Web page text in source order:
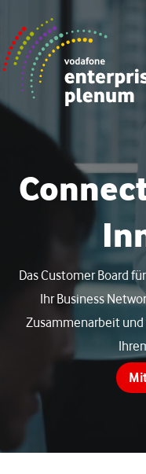
Inhalt
springen
Das Customer Board
Ihr Business
Zusammenarbeit